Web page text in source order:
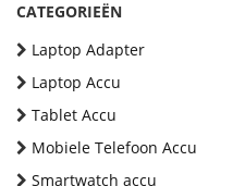
CATEGORIEËN
Laptop Adapter
Laptop Accu
Tablet Accu
Mobiele Telefoon Accu
Smartwatch accu